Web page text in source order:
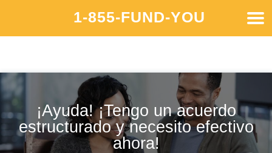
1-855-FUND-YOU
¡Ayuda! ¡Tengo un acuerdo
estructurado y necesito efectivo
ahora!